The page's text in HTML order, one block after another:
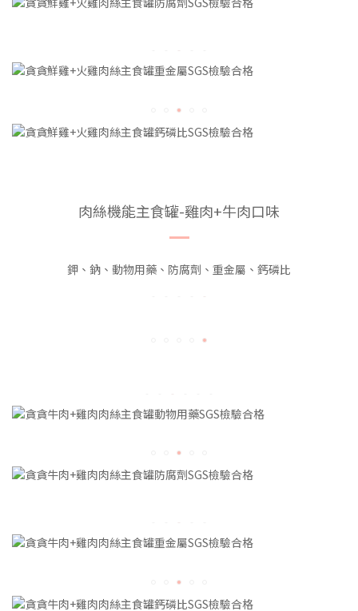
肉絲機能主食罐-雞肉+牛肉口味
鉀、鈉、動物用藥、防腐劑、重金屬、鈣磷比